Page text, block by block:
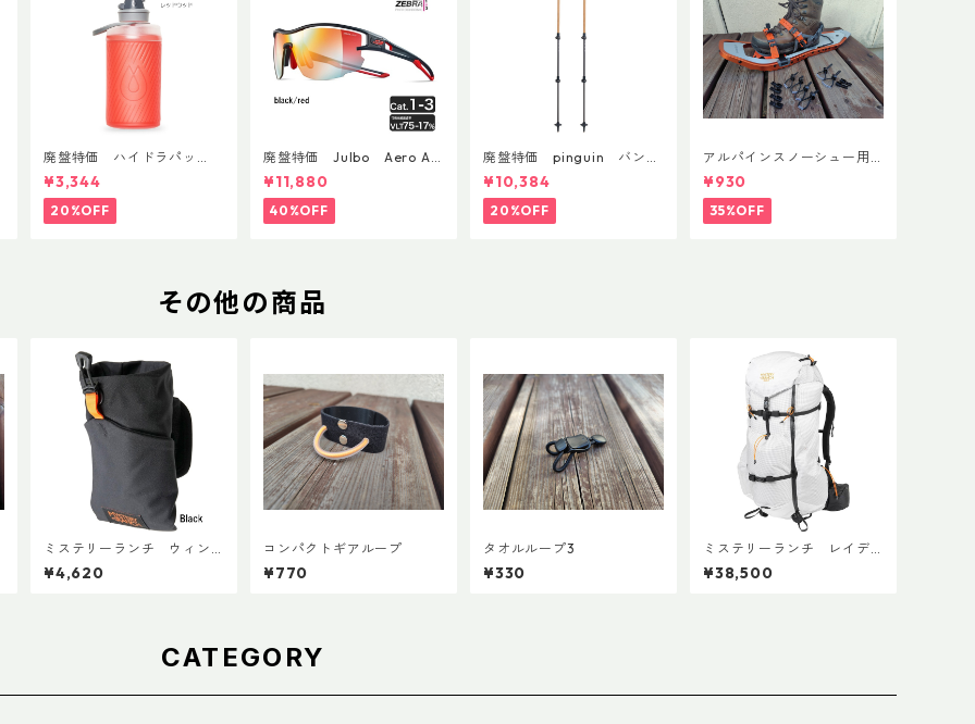
廃盤特価 ハイドラパッ
ク フラックス 750ml
¥3,344
20%OFF
廃盤特価 Julbo Aero Asi
anFit
¥11,880
40%OFF
廃盤特価 pinguin バンブ
ーFLフォーム(ペア)
¥10,384
20%OFF
アルパインスノーシュー用
ストラップキャッチ(ペア)
¥930
35%OFF
その他の商品
ミステリーランチ ウィン
グマンAFP
¥4,620
コンパクトギアループ
¥770
タオルループ3
¥330
ミステリーランチ レイデ
ィックス47
¥38,500
CATEGORY